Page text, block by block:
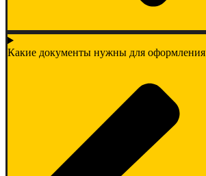
Какие документы нужны для оформления